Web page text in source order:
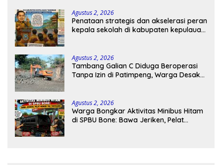
Agustus 2, 2026
Penataan strategis dan akselerasi peran
kepala sekolah di kabupaten kepulauan
Agustus 2, 2026
Tambang Galian C Diduga Beroperasi
Tanpa Izin di Patimpeng, Warga Desak
Agustus 2, 2026
Warga Bongkar Aktivitas Minibus Hitam
di SPBU Bone: Bawa Jeriken, Pelat